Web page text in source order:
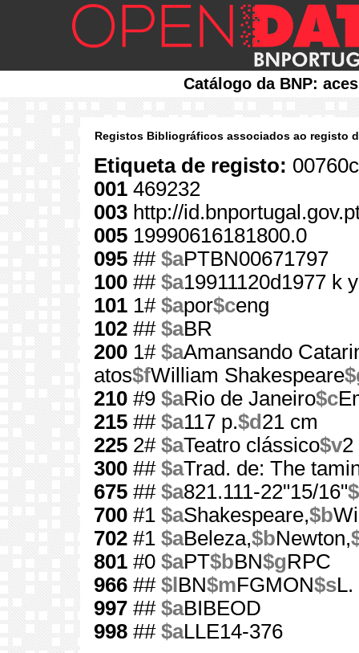
Catálogo da BNP:
Registos Bibliográficos associados ao registo
Etiqueta de registo:
001 469232
003 http://
005 19990616181800.0
095 ## $aPTBN00671797
100 ## $a19911120d1977 k
101 1# $apor$ceng
102 ## $aBR
200 1# $aAmansando
atos$fWilliam Shakespeare
210 #9 $aRio de Janeiro$c
215 ## $a117 p.$d 21 cm
225 2# $aTeatro clássico$v2
300 ## $aTrad. de: The
675 ## $a821.111-22"15/16"
700 #1 $aShakespeare,$b
702 #1 $aBeleza,$bNewton,
801 #0 $aPT$bBN$gRPC
966 ## $l BN$mFGMON$sL.
997 ## $aBIBEOD
998 ## $aLLE14-376